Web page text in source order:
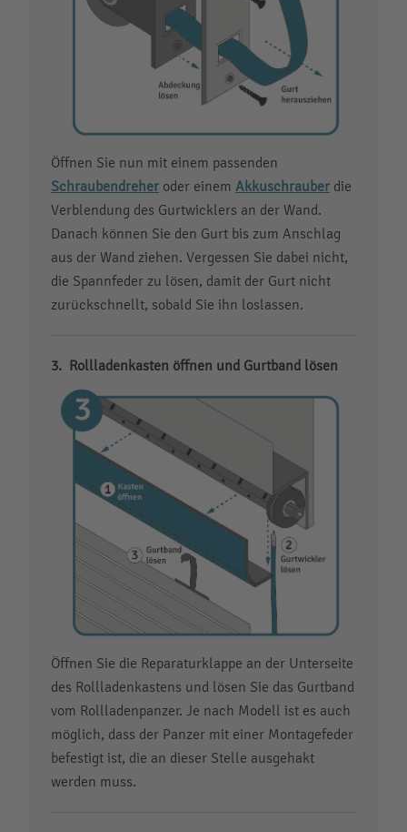
Öffnen Sie nun mit einem passenden
Schraubendreher oder einem Akkuschrauber die
Verblendung des Gurtwicklers an der Wand.
Danach können Sie den Gurt bis zum Anschlag
aus der Wand ziehen. Vergessen Sie dabei nicht,
die Spannfeder zu lösen, damit der Gurt nicht
zurückschnellt, sobald Sie ihn loslassen.
Rollladenkasten öffnen und Gurtband lösen
Öffnen Sie die Reparaturklappe an der Unterseite
des Rollladenkastens und lösen Sie das Gurtband
vom Rollladenpanzer. Je nach Modell ist es auch
möglich, dass der Panzer mit einer Montagefeder
befestigt ist, die an dieser Stelle ausgehakt
werden muss.